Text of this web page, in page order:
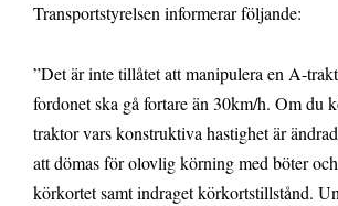
Transportstyrelsen informerar följande:
”Det är inte tillåtet att manipulera en A-
fordonet ska gå fortare än 30km/h. Om du
traktor vars konstruktiva hastighet är
att dömas för olovlig körning med böter
körkortet samt indraget körkortstillstånd.